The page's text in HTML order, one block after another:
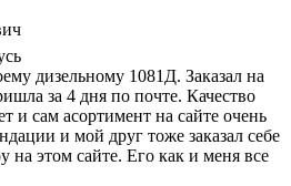
дизельному 1081Д. Заказал на
за 4 дня по почте. Качество
и сам асортимент на сайте очень
и мой друг тоже заказал себе
на этом сайте. Его как и меня все